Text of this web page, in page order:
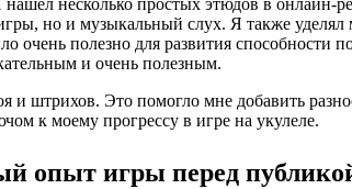
несколько простых этюдов в онлайн-
но и музыкальный слух. Я также
очень полезно для развития
и очень полезным.
штрихов. Это помогло мне добавить
к моему прогрессу в игре на укулеле.
опыт игры перед